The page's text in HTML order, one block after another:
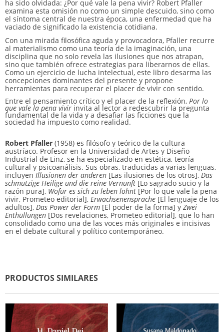
ha sido olvidada: ¿Por qué vale la pena vivir? Robert Pfaller
examina esta omisión no como un simple descuido, sino como
el síntoma central de nuestra época, una enfermedad que ha
vaciado de significado la existencia cotidiana.
Con una mirada filosófica aguda y provocadora, Pfaller recurre
al materialismo como una teoría de la imaginación, una
disciplina que no solo revela las ilusiones que nos atrapan,
sino que también ofrece estrategias para liberarnos de ellas.
Como un ejercicio de lucha intelectual, este libro desarma las
concepciones dominantes del presente y propone
herramientas para recuperar el placer de vivir con sentido.
Entre el pensamiento crítico y el placer de la reflexión, Por lo
que vale la pena vivir invita al lector a redescubrir la pregunta
fundamental de la vida y a desafiar las ficciones que la
sociedad ha impuesto como realidad.
Robert Pfaller (1958) es filósofo y teórico de la cultura
austríaco. Profesor en la Universidad de Artes y Diseño
Industrial de Linz, se ha especializado en estética, teoría
cultural y psicoanálisis. Sus obras, traducidas a varias lenguas,
incluyen Illusionen der anderen [Las ilusiones de los otros], Das
schmutzige Heilige und die reine Vernunft [Lo sagrado sucio y la
razón pura], Wofür es sich zu leben lohnt [Por lo que vale la pena
vivir, Prometeo editorial], Erwachsenensprache [El lenguaje de los
adultos], Das Power der Form [El poder de la forma] y Zwei
Enthüllungen [Dos revelaciones, Prometeo editorial], que lo han
consolidado como una de las voces más originales e incisivas
en el debate cultural y político contemporáneo.
PRODUCTOS SIMILARES